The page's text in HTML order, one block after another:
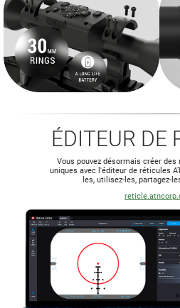
ÉDITEUR DE
Vous pouvez désormais créer
uniques avec l'éditeur de réticules
les, utilisez-les, partagez-